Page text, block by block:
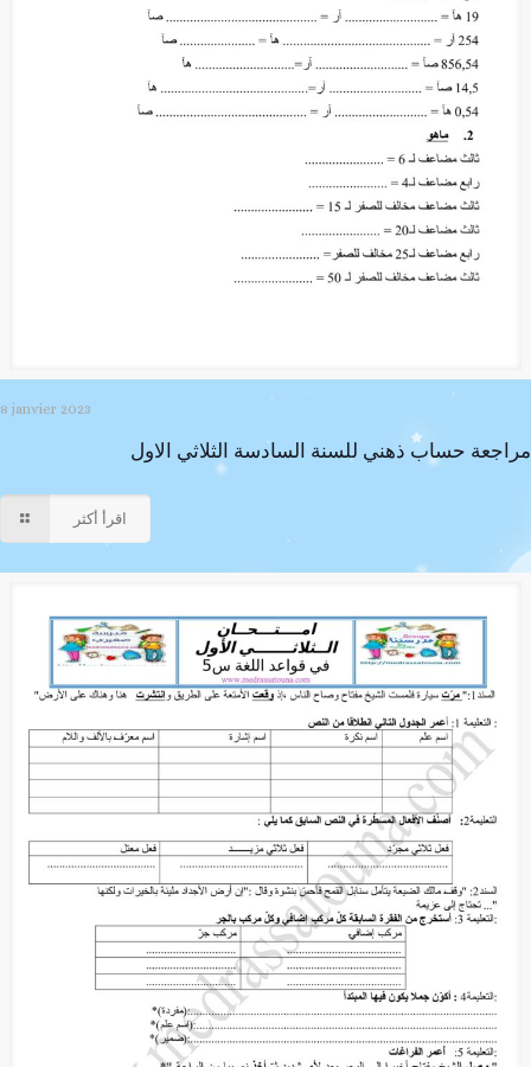
8 janvier 2023
مراجعة حساب ذهني للسنة السادسة الثلاثي الاول
اقرأ أكثر